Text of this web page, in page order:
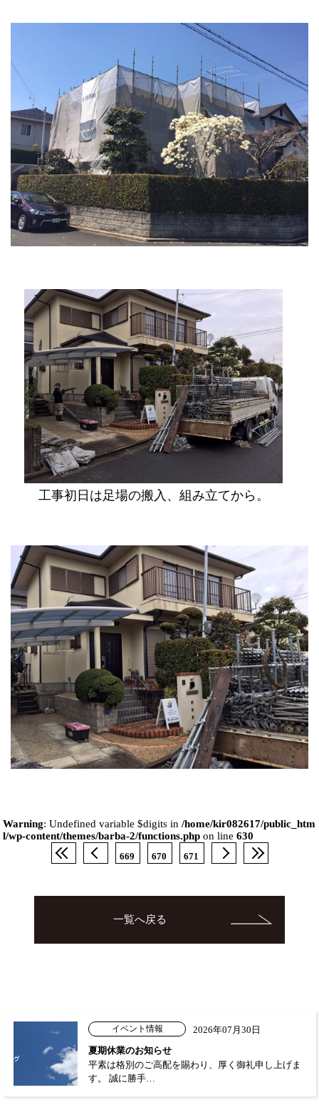
工事初日は足場の搬入、組み立てから。
Warning: Undefined variable $digits in/home/kir082617/public_htm
l/wp-content/themes/barba-2/functions.php on line630
669 670 671
一覧へ戻る
イベント情報
2026年07月30日
夏期休業のお知らせ
平素は格別のご高配を賜わり、厚く御礼申し上げま
す。 誠に勝手…